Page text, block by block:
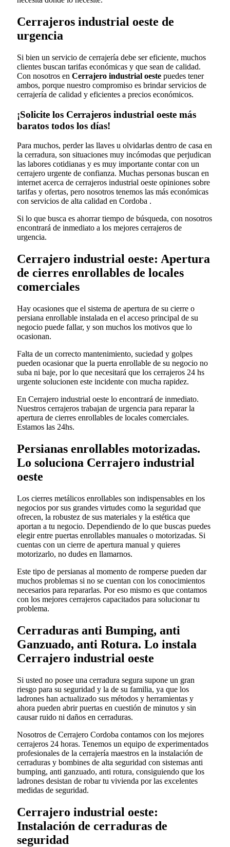
Cerrajeros industrial oeste de
urgencia
Si bien un servicio de cerrajería debe ser eficiente, muchos
clientes buscan tarifas económicas y que sean de calidad.
Con nosotros en Cerrajero industrial oeste puedes tener
ambos, porque nuestro compromiso es brindar servicios de
cerrajería de calidad y eficientes a precios económicos.
¡Solicite los Cerrajeros industrial oeste más
baratos todos los días!
Para muchos, perder las llaves u olvidarlas dentro de casa en
la cerradura, son situaciones muy incómodas que perjudican
las labores cotidianas y es muy importante contar con un
cerrajero urgente de confianza. Muchas personas buscan en
internet acerca de cerrajeros industrial oeste opiniones sobre
tarifas y ofertas, pero nosotros tenemos las más económicas
con servicios de alta calidad en Cordoba .
Si lo que busca es ahorrar tiempo de búsqueda, con nosotros
encontrará de inmediato a los mejores cerrajeros de
urgencia.
Cerrajero industrial oeste: Apertura
de cierres enrollables de locales
comerciales
Hay ocasiones que el sistema de apertura de su cierre o
persiana enrollable instalada en el acceso principal de su
negocio puede fallar, y son muchos los motivos que lo
ocasionan.
Falta de un correcto mantenimiento, suciedad y golpes
pueden ocasionar que la puerta enrollable de su negocio no
suba ni baje, por lo que necesitará que los cerrajeros 24 hs
urgente solucionen este incidente con mucha rapidez.
En Cerrajero industrial oeste lo encontrará de inmediato.
Nuestros cerrajeros trabajan de urgencia para reparar la
apertura de cierres enrollables de locales comerciales.
Estamos las 24hs.
Persianas enrollables motorizadas.
Lo soluciona Cerrajero industrial
oeste
Los cierres metálicos enrollables son indispensables en los
negocios por sus grandes virtudes como la seguridad que
ofrecen, la robustez de sus materiales y la estética que
aportan a tu negocio. Dependiendo de lo que buscas puedes
elegir entre puertas enrollables manuales o motorizadas. Si
cuentas con un cierre de apertura manual y quieres
motorizarlo, no dudes en llamarnos.
Este tipo de persianas al momento de romperse pueden dar
muchos problemas si no se cuentan con los conocimientos
necesarios para repararlas. Por eso mismo es que contamos
con los mejores cerrajeros capacitados para solucionar tu
problema.
Cerraduras anti Bumping, anti
Ganzuado, anti Rotura. Lo instala
Cerrajero industrial oeste
Si usted no posee una cerradura segura supone un gran
riesgo para su seguridad y la de su familia, ya que los
ladrones han actualizado sus métodos y herramientas y
ahora pueden abrir puertas en cuestión de minutos y sin
causar ruido ni daños en cerraduras.
Nosotros de Cerrajero Cordoba contamos con los mejores
cerrajeros 24 horas. Tenemos un equipo de experimentados
profesionales de la cerrajería maestros en la instalación de
cerraduras y bombines de alta seguridad con sistemas anti
bumping, anti ganzuado, anti rotura, consiguiendo que los
ladrones desistan de robar tu vivienda por las excelentes
medidas de seguridad.
Cerrajero industrial oeste:
Instalación de cerraduras de
seguridad